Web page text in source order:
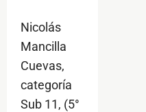
Nicolás
Mancilla
Cuevas,
categoría
Sub 11, (5°